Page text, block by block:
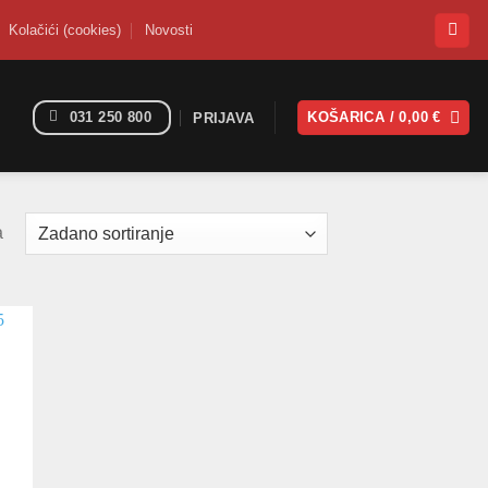
Kolačići (cookies) Novosti
031 250 800 PRIJAVA KOŠARICA /0,00€